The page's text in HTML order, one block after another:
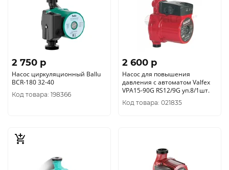
2 750 p
Насос циркуляционный Ballu
BCR-180 32-40
Код товара: 198366
2 600 p
Насос для повышения
давления с автоматом Valfex
VPA15-90G RS12/9G уп.8/1шт.
Код товара: 021835